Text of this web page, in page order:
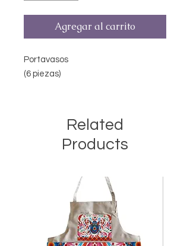
Agregar al carrito
Portavasos
(6 piezas)
Related
Products